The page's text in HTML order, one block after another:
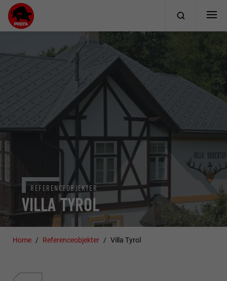
VILLA TYROL
REFERENCEOBJEKTER
Home Referenceobjekter Villa Tyrol